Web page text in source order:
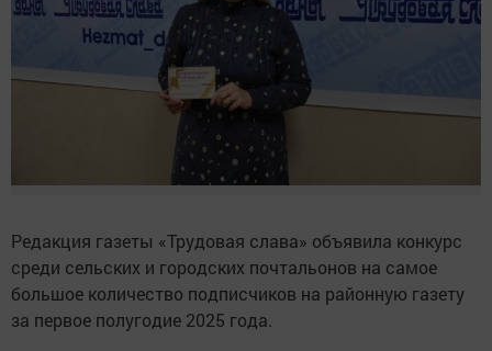
Редакция газеты «Трудовая слава» объявила конкурс
среди сельских и городских почтальонов на самое
большое количество подписчиков на районную газету
за первое полугодие 2025 года.